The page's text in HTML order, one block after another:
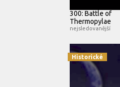
300: Battle of
Thermopylae
nejsledovanější
Historické